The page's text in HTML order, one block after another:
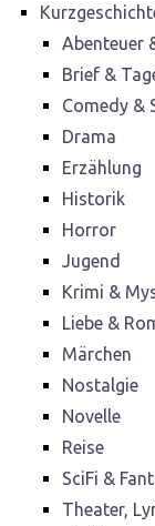
Abenteuer
Brief &
Comedy &
Drama
Erzählung
Historik
Horror
Jugend
Krimi &
Liebe &
Märchen
Nostalgie
Novelle
Reise
SciFi &
Theater,